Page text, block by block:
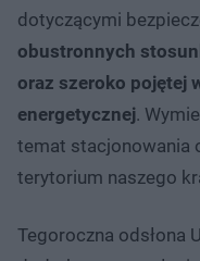
dotyczącymi
obustronnych
oraz szeroko pojętej
energetycznej.
temat stacjonowania
terytorium naszego
Tegoroczna odsłona